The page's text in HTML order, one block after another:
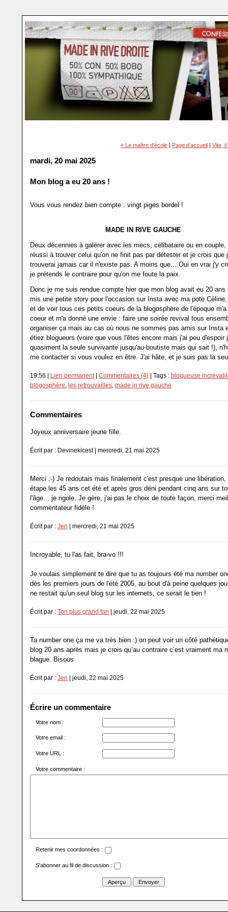
« Le maître d'école | Page d'accueil |Vite,
mardi, 20 mai 2025
Mon blog a eu 20 ans !
Vous vous rendez bien compte : vingt
MADE IN RIVE GAUCHE
Deux décennies à galérer avec les mecs, célibataire ou en
réussi à trouver celui qu'on ne finit pas par détester et je crois que
trouverai jamais car il n'existe pas. A moins que... Oui en vrai j'y
je prétends le contraire pour qu'on me foute la paix.
Donc je me suis rendue compte hier que mon blog avait eu 20 ans
mis une petite story pour l'occasion sur Insta avec ma pote Céline,
et de voir tous ces petits coeurs de la blogosphère de l'époque
coeur et m'a donné une envie : faire une soirée revival tous
organiser ça mais au cas où nous ne sommes pas amis sur Insta
étiez blogueurs (voire que vous l'êtes encore mais j'ai peu d'espoir
quasiment la seule survivante jusqu'au-boutiste mais qui sait !),
me contacter si vous voulez en être. J'ai hâte, et je suis pas la
19:56 | Lien permanent| Commentaires (4) | Tags : blogueuse
blogosphère, les retrouvailles, made in rive gauche
Commentaires
Joyeux anniversaire jeune fille.
Écrit par : Devinekicest | mercredi, 21 mai 2025
Merci :-) Je redoutais mais finalement c'est presque une libération,
étape les 45 ans cet été et après gros déni pendant cinq ans sur
l'âge... je rigole. Je gère, j'ai pas le choix de toute façon, merci
commentateur fidèle !
Écrit par : Jen | mercredi, 21 mai 2025
Incroyable, tu l'as fait, bra-vo !!!
Je voulais simplement te dire que tu as toujours été ma number
dès les premiers jours de l'été 2005, au bout d'à peine quelques
ne restait qu'un seul blog sur les internets, ce serait le tien !
Écrit par : Ton plus grand fan | jeudi, 22 mai 2025
Ta number one ça me va très bien :) on peut voir un côté
blog 20 ans après mais je crois qu’au contraire c’est vraiment ma
blague. Bisous
Écrit par : Jen | jeudi, 22 mai 2025
Écrire un commentaire
Votre nom :
Votre email :
Votre URL :
Votre commentaire :
Retenir mes coordonnées :
S'abonner au fil de discussion :